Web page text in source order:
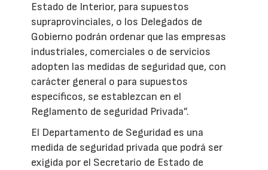
Estado de Interior, para supuestos
supraprovinciales, o los Delegados de
Gobierno podrán ordenar que las empresas
industriales, comerciales o de servicios
adopten las medidas de seguridad que, con
carácter general o para supuestos
específicos, se establezcan en el
Reglamento de seguridad Privada”.
El Departamento de Seguridad es una
medida de seguridad privada que podrá ser
exigida por el Secretario de Estado de